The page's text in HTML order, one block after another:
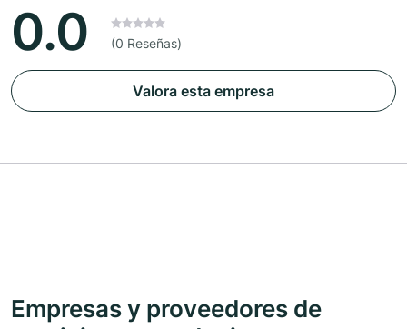
0.0 (0 Reseñas)
Valora esta empresa
Empresas y proveedores de